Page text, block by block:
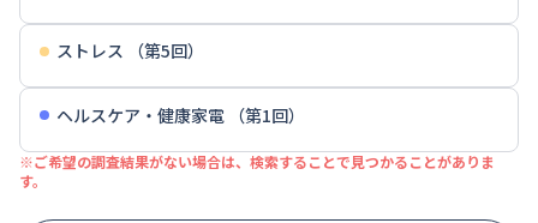
ストレス （第5回）
ヘルスケア・健康家電 （第1回）
※ご希望の調査結果がない場合は、検索することで見つかることがありま
す。